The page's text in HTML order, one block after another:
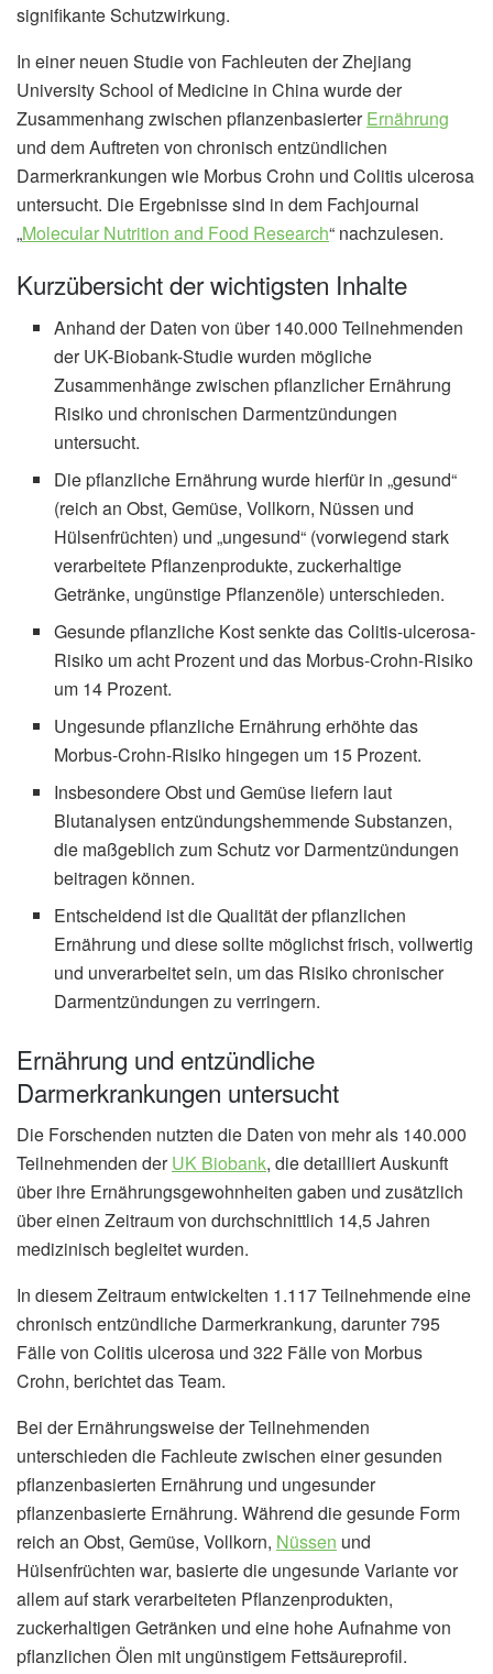
signifikante Schutzwirkung.
In einer neuen Studie von Fachleuten der Zhejiang
University School of Medicine in China wurde der
Zusammenhang zwischen pflanzenbasierterErnährung
und dem Auftreten von chronisch entzündlichen
Darmerkrankungen wie Morbus Crohn und Colitis ulcerosa
untersucht. Die Ergebnisse sind in dem Fachjournal
„Molecular Nutrition and Food Research“ nachzulesen.
Kurzübersicht der wichtigsten Inhalte
Anhand der Daten von über 140.000 Teilnehmenden
der UK-Biobank-Studie wurden mögliche
Zusammenhänge zwischen pflanzlicher Ernährung
Risiko und chronischen Darmentzündungen
untersucht.
Die pflanzliche Ernährung wurde hierfür in „gesund“
(reich an Obst, Gemüse, Vollkorn, Nüssen und
Hülsenfrüchten) und „ungesund“ (vorwiegend stark
verarbeitete Pflanzenprodukte, zuckerhaltige
Getränke, ungünstige Pflanzenöle) unterschieden.
Gesunde pflanzliche Kost senkte das Colitis-ulcerosa-
Risiko um acht Prozent und das Morbus-Crohn-Risiko
um 14 Prozent.
Ungesunde pflanzliche Ernährung erhöhte das
Morbus-Crohn-Risiko hingegen um 15 Prozent.
Insbesondere Obst und Gemüse liefern laut
Blutanalysen entzündungshemmende Substanzen,
die maßgeblich zum Schutz vor Darmentzündungen
beitragen können.
Entscheidend ist die Qualität der pflanzlichen
Ernährung und diese sollte möglichst frisch, vollwertig
und unverarbeitet sein, um das Risiko chronischer
Darmentzündungen zu verringern.
Ernährung und entzündliche
Darmerkrankungen untersucht
Die Forschenden nutzten die Daten von mehr als 140.000
Teilnehmenden derUK Biobank, die detailliert Auskunft
über ihre Ernährungsgewohnheiten gaben und zusätzlich
über einen Zeitraum von durchschnittlich 14,5 Jahren
medizinisch begleitet wurden.
In diesem Zeitraum entwickelten 1.117 Teilnehmende eine
chronisch entzündliche Darmerkrankung, darunter 795
Fälle von Colitis ulcerosa und 322 Fälle von Morbus
Crohn, berichtet das Team.
Bei der Ernährungsweise der Teilnehmenden
unterschieden die Fachleute zwischen einer gesunden
pflanzenbasierten Ernährung und ungesunder
pflanzenbasierte Ernährung. Während die gesunde Form
reich an Obst, Gemüse, Vollkorn, Nüssen und
Hülsenfrüchten war, basierte die ungesunde Variante vor
allem auf stark verarbeiteten Pflanzenprodukten,
zuckerhaltigen Getränken und eine hohe Aufnahme von
pflanzlichen Ölen mit ungünstigem Fettsäureprofil.